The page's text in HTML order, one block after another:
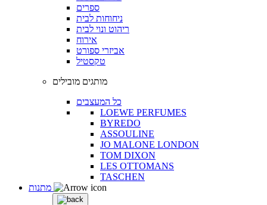
ספרים
ניחוחות לבית
ריהוט ונוי לבית
אירוח
אביזרי ספורט
טקסטיל
מותגים מובילים
כל המעצבים
LOEWE PERFUMES
BYREDO
ASSOULINE
JO MALONE LONDON
TOM DIXON
LES OTTOMANS
TASCHEN